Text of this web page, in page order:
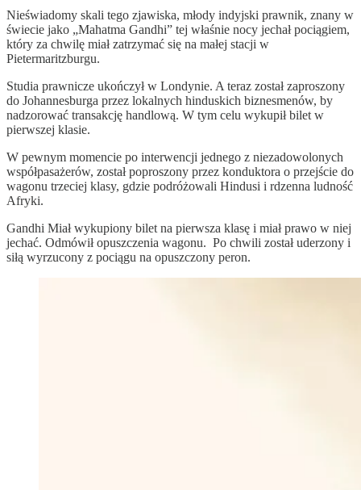
Nieświadomy skali tego zjawiska, młody indyjski prawnik, znany w
świecie jako „Mahatma Gandhi” tej właśnie nocy jechał pociągiem,
który za chwilę miał zatrzymać się na małej stacji w
Pietermaritzburgu.
Studia prawnicze ukończył w Londynie. A teraz został zaproszony
do Johannesburga przez lokalnych hinduskich biznesmenów, by
nadzorować transakcję handlową. W tym celu wykupił bilet w
pierwszej klasie.
W pewnym momencie po interwencji jednego z niezadowolonych
współpasażerów, został poproszony przez konduktora o przejście do
wagonu trzeciej klasy, gdzie podróżowali Hindusi i rdzenna ludność
Afryki.
Gandhi Miał wykupiony bilet na pierwsza klasę i miał prawo w niej
jechać. Odmówił opuszczenia wagonu. Po chwili został uderzony i
siłą wyrzucony z pociągu na opuszczony peron.